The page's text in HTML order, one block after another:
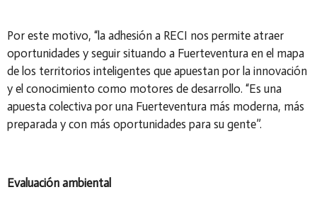
Por este motivo, “la adhesión a RECI nos permite atraer
oportunidades y seguir situando a Fuerteventura en el mapa
de los territorios inteligentes que apuestan por la innovación
y el conocimiento como motores de desarrollo. “Es una
apuesta colectiva por una Fuerteventura más moderna, más
preparada y con más oportunidades para su gente”.
Evaluación ambiental